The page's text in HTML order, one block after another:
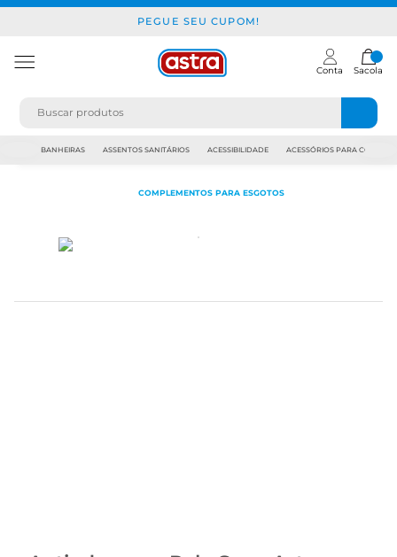
PEGUE SEU CUPOM!
Conta Sacola
BANHEIRAS ASSENTOS SANITÁRIOS ACESSIBILIDADE ACESSÓRIOS PARA
COMPLEMENTOS PARA ESGOTOS